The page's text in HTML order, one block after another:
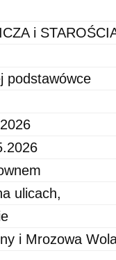
i
podstawówce
ulicach,
i Mrozowa